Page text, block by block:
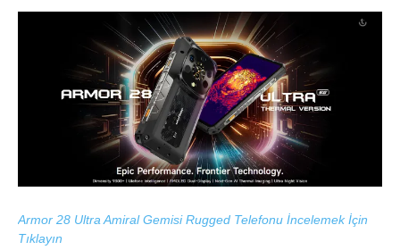
Armor 28 Ultra Amiral Gemisi Rugged Telefonu İncelemek İçin
Tıklayın